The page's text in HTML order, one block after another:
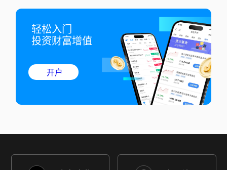
轻松入门
投资财富增值
开户